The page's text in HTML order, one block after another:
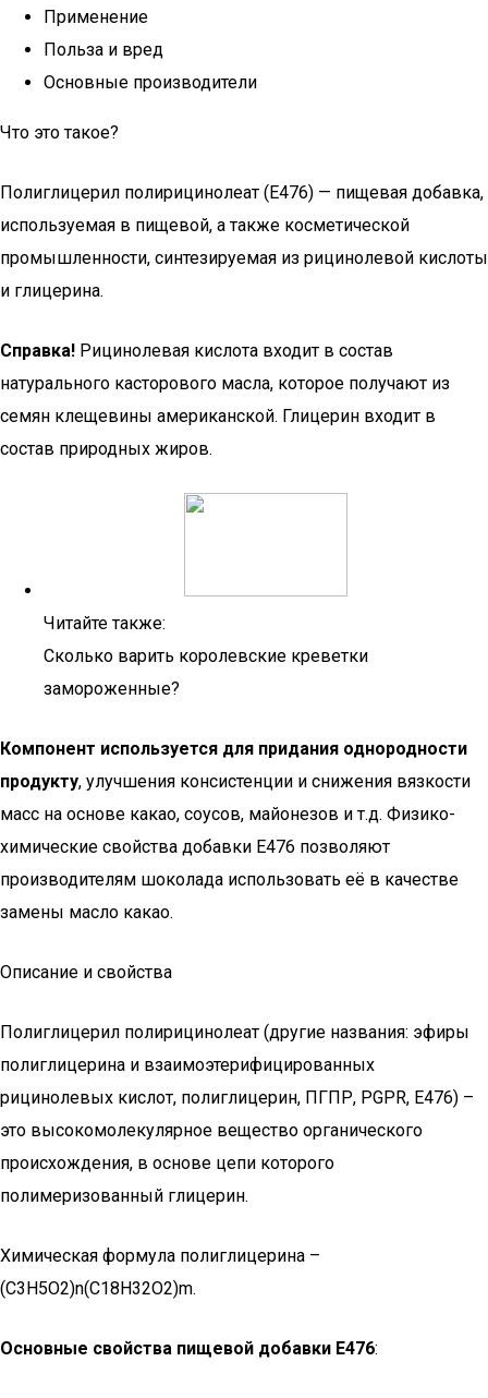
Применение
Польза и вред
Основные производители
Что это такое?
Полиглицерил полирицинолеат (Е476) — пищевая добавка,
используемая в пищевой, а также косметической
промышленности, синтезируемая из рицинолевой кислоты
и глицерина.
Справка! Рицинолевая кислота входит в состав
натурального касторового масла, которое получают из
семян клещевины американской. Глицерин входит в
состав природных жиров.
Читайте также:
Сколько варить королевские креветки
замороженные?
Компонент используется для придания однородности
продукту, улучшения консистенции и снижения вязкости
масс на основе какао, соусов, майонезов и т.д. Физико-
химические свойства добавки Е476 позволяют
производителям шоколада использовать её в качестве
замены масло какао.
Описание и свойства
Полиглицерил полирицинолеат (другие названия: эфиры
полиглицерина и взаимоэтерифицированных
рицинолевых кислот, полиглицерин, ПГПР, PGPR, Е476) –
это высокомолекулярное вещество органического
происхождения, в основе цепи которого
полимеризованный глицерин.
Химическая формула полиглицерина –
(C3H5O2)n(C18H32O2)m.
Основные свойства пищевой добавки Е476: